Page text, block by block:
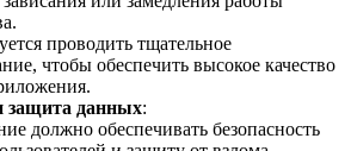
проводить тщательное
чтобы обеспечить высокое качество
защита данных:
должно обеспечивать безопасность